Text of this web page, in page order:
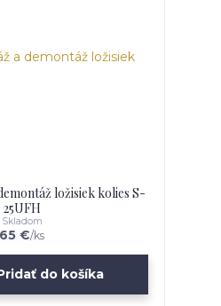
ložisiek kolies S-
25UFH
65 €/ks
Skladom
do košíka